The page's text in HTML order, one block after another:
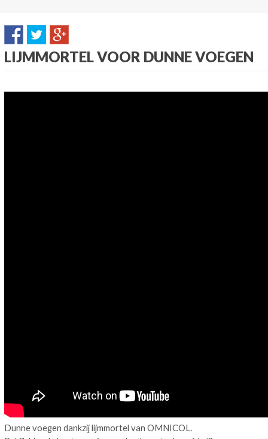
LIJMMORTEL VOOR DUNNE VOEGEN
Dunne voegen dankzij lijmmortel van OMNICOL.